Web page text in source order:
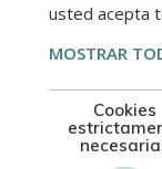
tornillos y
de revisar
usted acepta
MOSTRAR
Cookies